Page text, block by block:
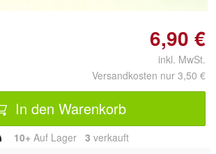
6,90 €
inkl. MwSt.
Versandkosten nur 3,50 €
In den Warenkorb
10+ Auf Lager 3 verkauft